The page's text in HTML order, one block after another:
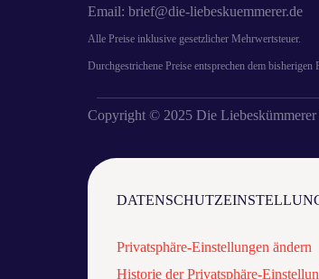
Email: brief@die-liebeskuemmerer.de
Alle Preise inklusive gesetzlicher Mehrwertsteuer.
Durchgestrichene Preise entsprechen dem bisherigen
Copyright © 2025 Die
Privatsphäre-Einstellungen ändern
Historie der Privatsphäre-